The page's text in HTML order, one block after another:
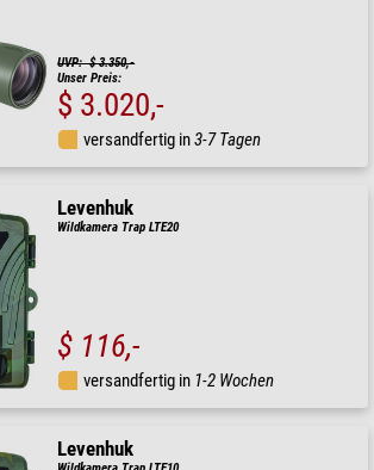
UVP: $ 3.350,-
Unser Preis:
$ 3.020,-
versandfertig in3-7 Tagen
Levenhuk
Wildkamera Trap LTE20
$ 116,-
versandfertig in 1-2 Wochen
Levenhuk